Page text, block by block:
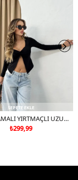
SEPETE EKLE
ÖN BAĞLAMALI YIRTMAÇLI UZUN KOL BLUZ SİYAH
₺299,99